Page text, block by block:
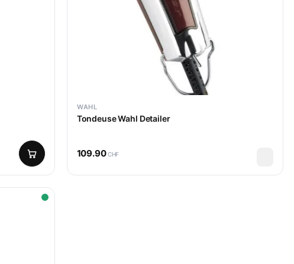
WAHL
Tondeuse Wahl Detailer
109.90CHF